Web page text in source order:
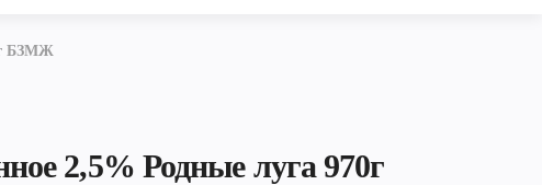
БЗМЖ
2,5% Родные луга 970г